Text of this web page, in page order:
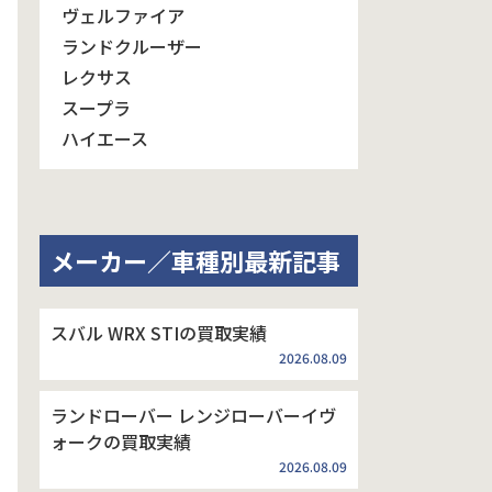
ヴェルファイア
ランドクルーザー
レクサス
スープラ
ハイエース
メーカー／車種別最新記事
スバル WRX STIの買取実績
2026.08.09
ランドローバー レンジローバーイヴ
ォークの買取実績
2026.08.09